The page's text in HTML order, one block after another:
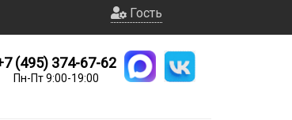
Гость
(495) 374-67-62
Пн-Пт 9:00-19:00